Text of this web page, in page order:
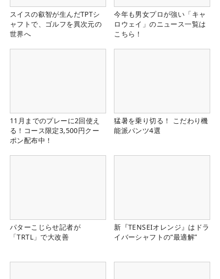
スイスの叡智が生んだTPTシ
ャフトで、ゴルフを異次元の
世界へ
今年も男女プロが強い「キャ
ロウェイ」のニュース一覧は
こちら！
11月までのプレーに2回使え
る！コース限定3,500円クー
ポン配布中！
猛暑を乗り切る！ こだわり機
能派パンツ4選
パターこじらせ記者が
「TRTL」で大改善
新『TENSEIオレンジ』はドラ
イバーシャフトの“最適解”